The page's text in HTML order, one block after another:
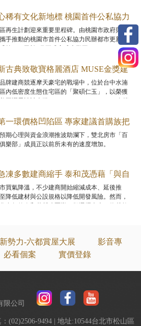
稀有文化新地標 桃園首件公私協力
「宜雄盛筵」上樑
再生計劃迎來重要里程碑。由桃園市政府與宜
手推動的桃園市首件公私協力民辦都市更新案
盛筵」，已於1月正式完成上樑工程。
古典致敬寶格麗酒店 MUSE金獎建
碩仁玉」優雅登場
牌建商競逐摩天豪宅的戰場中，位於台中水湳
內低密度生態住宅區的「聚碩仁玉」，以榮獲
美國謬思設計大獎（MUSE Design Awards）金獎
一環價格凹陷區 專家建議首購族把
機會
期心理與資金浪潮推波助瀾下，雙北房市「百
樂部」成員正以前所未有的速度增加。
凍多數建商縮手 泰和茂憑藉「與自
，以科學致美」逆勢翻盤
買氣降溫，不少建商開始縮減成本、延後推
降低建材與公設規格以降低開發風險。然而，
多年的泰和茂營建團隊，卻選擇走上一條截然
勢力-六都賞屋大展
影音專
必看個案 實價登錄
限公司
(02)2506-9494 | 地址:10544台北市松山區